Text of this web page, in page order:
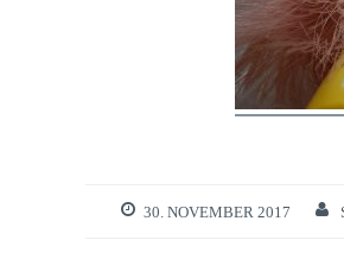
30. NOVEMBER 2017